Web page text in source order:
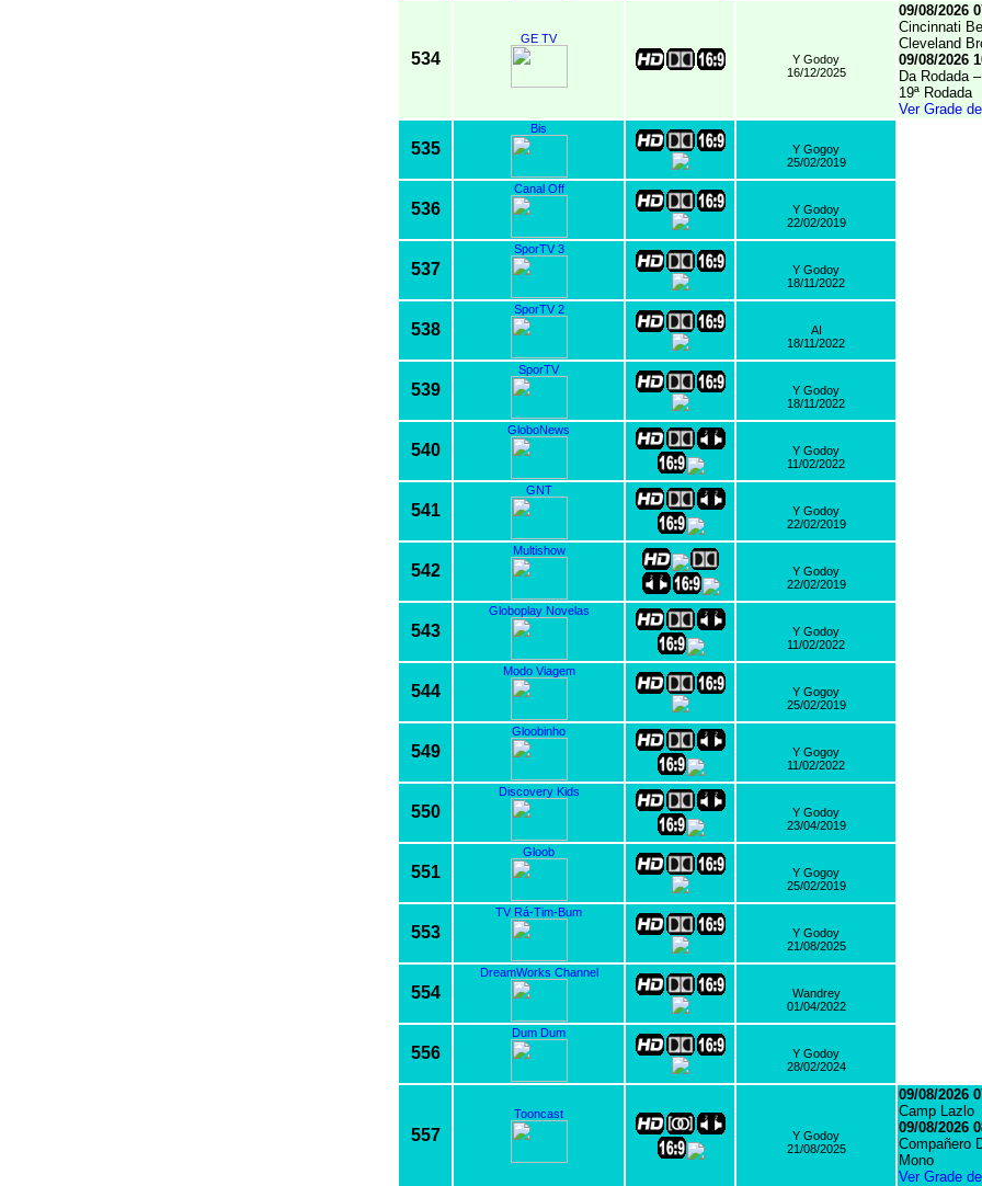
534
GE TV
Y Godoy
16/12/2025
09/08/2026
Cincinnati
Cleveland
09/08/2026
Da Rodada
19ª Rodada
Ver Grade
535
Bis
Y Gogoy
25/02/2019
536
Canal Off
Y Godoy
22/02/2019
537
SporTV 3
Y Godoy
18/11/2022
538
SporTV 2
AI
18/11/2022
539
SporTV
Y Godoy
18/11/2022
540
GloboNews
Y Godoy
11/02/2022
541
GNT
Y Godoy
22/02/2019
542
Multishow
Y Godoy
22/02/2019
543
Globoplay Novelas
Y Godoy
11/02/2022
544
Modo Viagem
Y Gogoy
25/02/2019
549
Gloobinho
Y Gogoy
11/02/2022
550
Discovery Kids
Y Godoy
23/04/2019
551
Gloob
Y Gogoy
25/02/2019
553
TV Rá-Tim-Bum
Y Godoy
21/08/2025
554
DreamWorks Channel
Wandrey
01/04/2022
556
Dum Dum
Y Godoy
28/02/2024
557
Tooncast
Y Godoy
21/08/2025
09/08/2026
Camp Lazlo
09/08/2026
Compañero
Mono
Ver Grade